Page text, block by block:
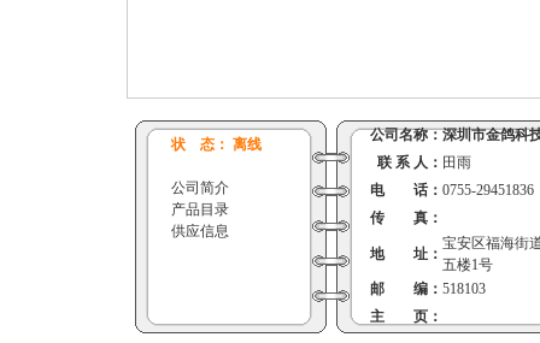
状 态： 离线
公司简介
产品目录
供应信息
公司名称：深圳市金鸽科
联 系 人： 田雨
电 话： 0755-29451836
传 真：
地 址：
宝安区福海街
五楼1号
邮 编： 518103
主 页：